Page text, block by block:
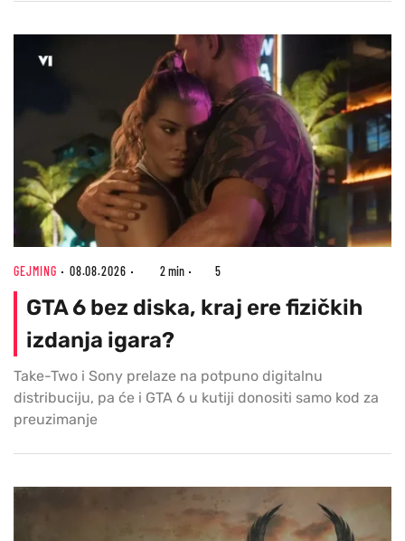
GEJMING 08.08.2026 2 min 5
GTA 6 bez diska, kraj ere fizičkih
izdanja igara?
Take-Two i Sony prelaze na potpuno digitalnu
distribuciju, pa će i GTA 6 u kutiji donositi samo kod za
preuzimanje